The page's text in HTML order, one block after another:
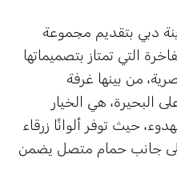
دبي بتقديم مجموعة
التي تمتاز بتصميماتها
من بينها غرفة
البحيرة، هي الخيار
حيث توفر ألوانًا زرقاء
إلى جانب حمام متصل يضمن